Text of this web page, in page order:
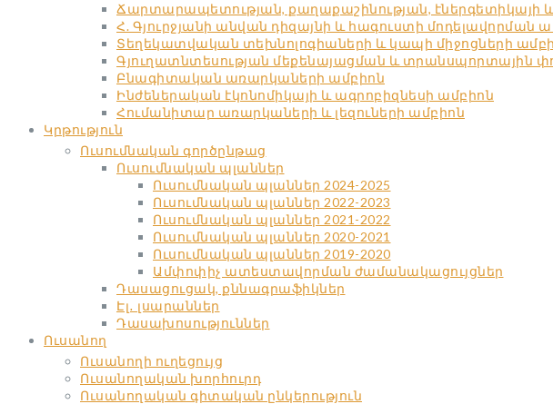
Ճարտարապետության, քաղաքաշինության, էներգետիկայի
Հ. Գյուրջյանի անվան դիզայնի և հագուստի մոդելավորման
Տեղեկատվական տեխնոլոգիաների և կապի միջոցների
Գյուղատնտեսության մեքենայացման և տրանսպորտային
Բնագիտական առարկաների ամբիոն
Ինժեներական էկոնոմիկայի և ագրոբիզնեսի ամբիոն
Հումանիտար առարկաների և լեզուների ամբիոն
Կրթություն
Ուսումնական գործընթաց
Ուսումնական պլաններ
Ուսումնական պլաններ 2024-2025
Ուսումնական պլաններ 2022-2023
Ուսումնական պլաններ 2021-2022
Ուսումնական պլաններ 2020-2021
Ուսումնական պլաններ 2019-2020
Ամփոփիչ ատեստավորման ժամանակացույցներ
Դասացուցակ, քննագրաֆիկներ
Էլ․ լսարաններ
Դասախոսություններ
Ուսանող
Ուսանողի ուղեցույց
Ուսանողական խորհուրդ
Ուսանողական գիտական ընկերություն